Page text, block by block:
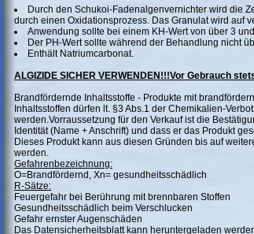
Durch den Schukoi-Fadenalgenvernichter wird die
durch einen Oxidationsprozess. Das Granulat wird auf
Anwendung sollte bei einem KH-Wert von über 3
Der PH-Wert sollte während der Behandlung nicht
Enthält Natriumcarbonat.
ALGIZIDE SICHER VERWENDEN!!!Vor Gebrauch
Brandfördernde Inhaltsstoffe - Produkte mit
Inhaltsstoffen dürfen lt. §3 Abs.1 der Chemikalien-
werden.Vorraussetzung für den Verkauf ist die
Identität (Name + Anschrift) und dass er das Produkt
Dieses Produkt kann aus diesen Gründen bis auf
werden.
Gefahrenbezeichnung:
O=Brandfördernd, Xn= gesundheitsschädlich
R-Sätze:
Feuergefahr bei Berührung mit brennbaren Stoffen
Gesundheitsschädlich beim Verschlucken
Gefahr ernster Augenschäden
Das Datensicherheitsblatt kann heruntergeladen